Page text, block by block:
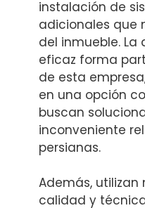
instalación de
adicionales que
del inmueble.
eficaz forma
de esta
en una opción
buscan
inconveniente
persianas.
Además,
calidad y